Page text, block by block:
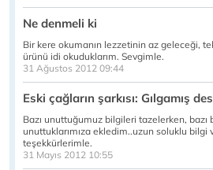
Ne denmeli ki
Bir kere okumanın lezzetinin az geleceği,
ürünü idi okuduklarım. Sevgimle.
31 Ağustos 2012 09:44
Eski çağların şarkısı: Gılgamış
Bazı unuttuğumuz bilgileri tazelerken,
unuttuklarımıza ekledim..uzun soluklu bilgi
teşekkürlerimle.
31 Mayıs 2012 10:55